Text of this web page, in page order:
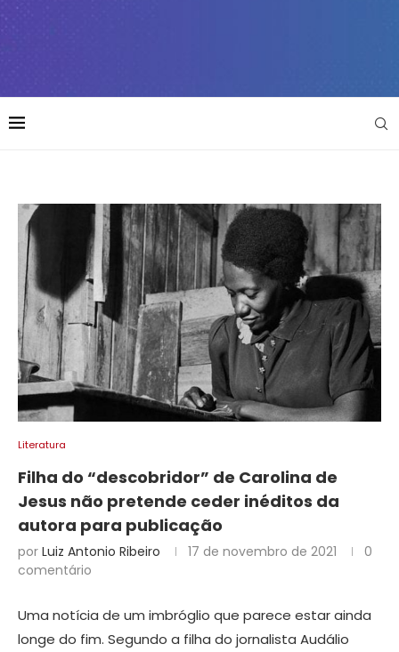
Literatura
Filha do “descobridor” de Carolina de
Jesus não pretende ceder inéditos da
autora para publicação
por Luiz Antonio Ribeiro 17 de novembro de 2021
0
comentário
Uma notícia de um imbróglio que parece estar ainda
longe do fim. Segundo a filha do jornalista Audálio